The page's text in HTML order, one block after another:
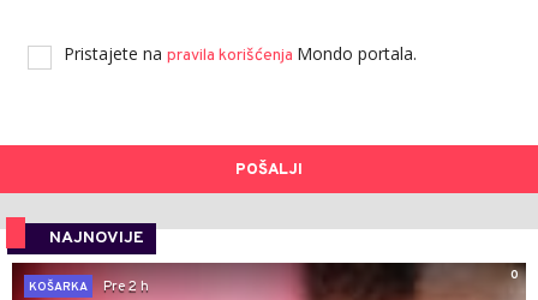
Pristajete na pravila korišćenja Mondo portala.
POŠALJI
NAJNOVIJE
0
KOŠARKA
Pre 2 h